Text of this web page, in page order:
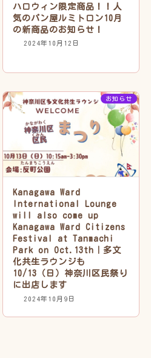
ハロウィン限定商品！！人
気のパン屋ルミトロン10月
の新商品のお知らせ！
2024年10月12日
お知らせ
Kanagawa Ward
International Lounge
will also come up
Kanagawa Ward Citizens
Festival at Tanmachi
Park on Oct.13th｜多文
化共生ラウンジも
10/13（日）神奈川区民祭り
に出店します
2024年10月9日